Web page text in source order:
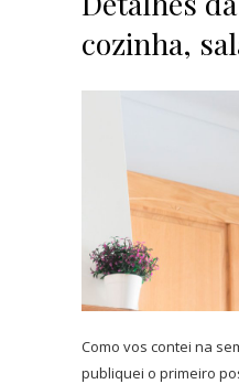
cozinha,
Como vos contei na
publiquei o primeiro